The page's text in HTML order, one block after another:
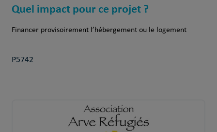
Quel impact pour ce projet ?
Financer provisoirement l’hébergement ou le logement
P5742